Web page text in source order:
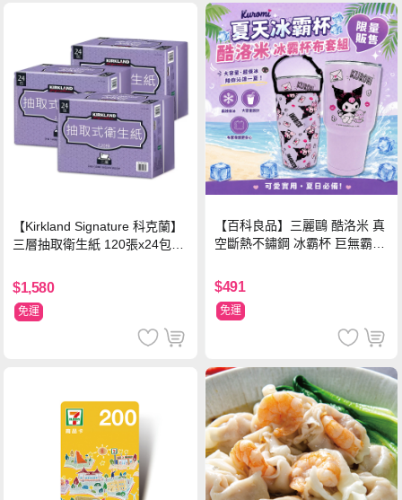
【Kirkland Signature 科克蘭】
三層抽取衛生紙 120張x24包x3
$1,580
免運
【百科良品】三麗鷗 酷洛米 真
空斷熱不鏽鋼 冰霸杯 巨無霸鋼
ml-信封款(贈手提杯套)
$491
免運